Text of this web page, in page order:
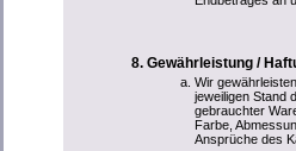
Gewährleistung /
Wir
jeweiligen Stand
gebrauchter
Farbe,
Ansprüche des